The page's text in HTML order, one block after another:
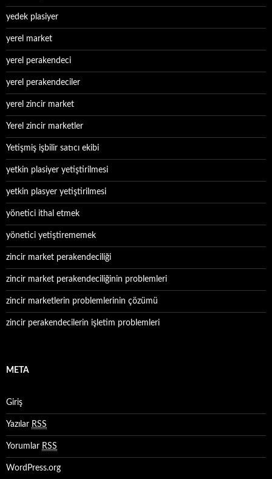
yedek plasiyer
yerel market
yerel perakendeci
yerel perakendeciler
yerel zincir market
Yerel zincir marketler
Yetişmiş işbilir satıcı ekibi
yetkin plasiyer yetiştirilmesi
yetkin plasyer yetiştirilmesi
yönetici ithal etmek
yönetici yetiştirememek
zincir market perakendeciliği
zincir market perakendeciliğinin problemleri
zincir marketlerin problemlerinin çözümü
zincir perakendecilerin işletim problemleri
META
Giriş
Yazılar RSS
Yorumlar RSS
WordPress.org